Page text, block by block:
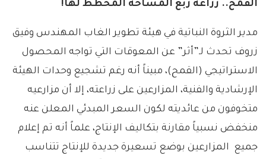
القمح.. زراعة ربع المساحة المخطط لها!
مدير الثروة النباتية في هيئة تطوير الغاب المهندس وفيق
زروف تحدث لـ”أثر” عن المعوقات التي تواجه المحصول
الاستراتيجي (القمح)، مبيناً أنه رغم تشجيع وحدات الهيئة
الإرشادية والفنية، المزارعين على زراعته، إلا أن مزارعيه
متخوفون من عائديته لكون السعر المبدئي المعلن عنه
منخفض نسبياً مقارنة بتكاليف الإنتاج، علماً أنه تم إعلام
جميع المزارعين بوضع تسعيرة جديدة للإنتاج تتناسب